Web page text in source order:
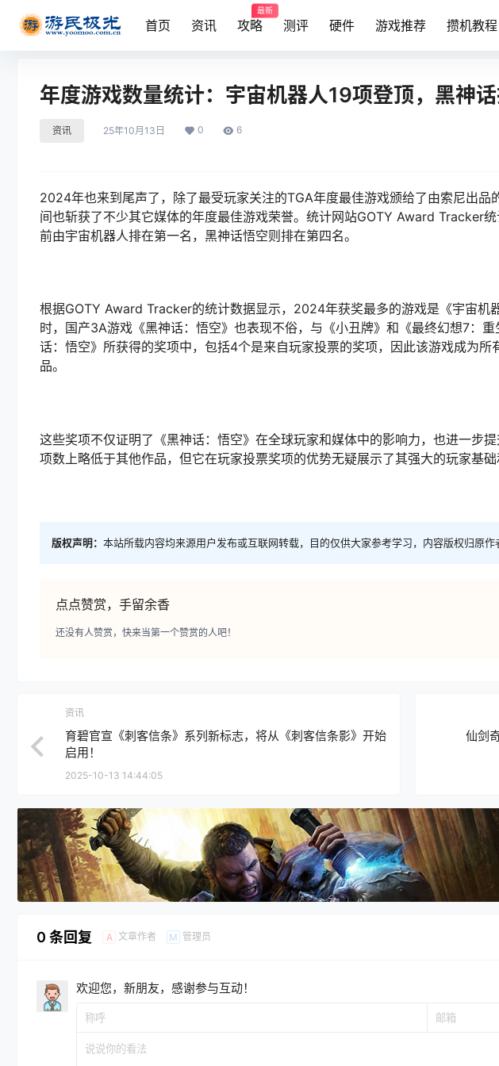
首页 资讯 攻略
最新
测评 硬件 游戏推荐 攒机教程
年度游戏数量统计：宇宙机器人19项登顶，黑神
资讯 25年10月13日 0 6
2024年也来到尾声了，除了最受玩家关注的TGA年度最佳游戏颁给了由索尼出品
间也斩获了不少其它媒体的年度最佳游戏荣誉。统计网站GOTY Award Tracker
前由宇宙机器人排在第一名，黑神话悟空则排在第四名。
根据GOTY Award Tracker的统计数据显示，2024年获奖最多的游戏是《宇宙机
时，国产3A游戏《黑神话：悟空》也表现不俗，与《小丑牌》和《最终幻想7：
话：悟空》所获得的奖项中，包括4个是来自玩家投票的奖项，因此该游戏成为所
品。
这些奖项不仅证明了《黑神话：悟空》在全球玩家和媒体中的影响力，也进一步
项数上略低于其他作品，但它在玩家投票奖项的优势无疑展示了其强大的玩家基础
版权声明： 本站所载内容均来源用户发布或互联网转载，目的仅供大家参考学习，内容版权归原作
点点赞赏，手留余香
还没有人赞赏，快来当第一个赞赏的人吧！
资讯
育碧官宣《刺客信条》系列新标志，将从《刺客信条影》开始
启用！
2025-10-13 14:44:05
仙剑
0 条回复 A 文章作者 M 管理员
欢迎您，新朋友，感谢参与互动！